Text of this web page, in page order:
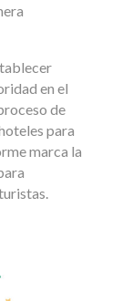
en el
de
para
marca la